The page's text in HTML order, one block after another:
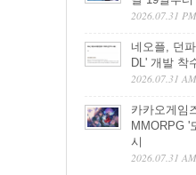
2026.07.31
네오플, 던
DL' 개발 착
2026.07.31
카카오게임
MMORPG '
시
2026.07.31